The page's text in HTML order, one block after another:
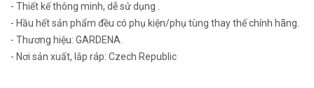
- Thiết kế thông minh, dễ sử dụng .
- Hầu hết sản phẩm đều có phụ kiện/phụ tùng thay thế chính hãng.
- Thương hiệu: GARDENA.
- Nơi sản xuất, lắp ráp: Czech Republic